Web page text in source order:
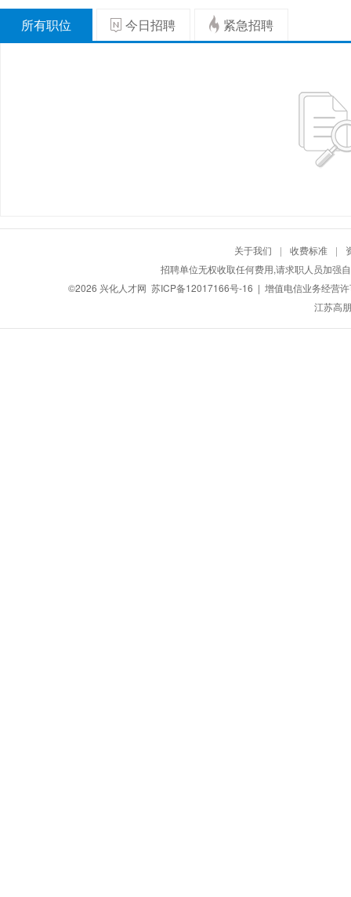
所有职位 今日招聘 紧急招聘
关于我们 | 收费标准 |
招聘单位无权收取任何费用,请求职人员加强
©2026 兴化人才网 苏ICP备12017166号-16 | 增值电信业务经营
江苏高